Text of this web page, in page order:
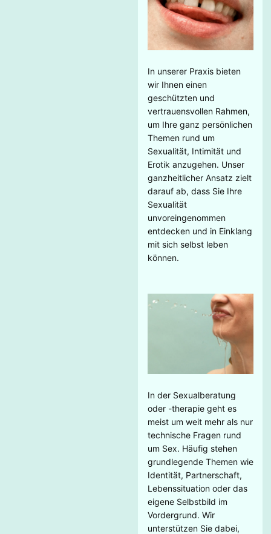
In unserer Praxis bieten
wir Ihnen einen
geschützten und
vertrauensvollen Rahmen,
um Ihre ganz persönlichen
Themen rund um
Sexualität, Intimität und
Erotik anzugehen. Unser
ganzheitlicher Ansatz zielt
darauf ab, dass Sie Ihre
Sexualität
unvoreingenommen
entdecken und in Einklang
mit sich selbst leben
können.
In der Sexualberatung
oder -therapie geht es
meist um weit mehr als nur
technische Fragen rund
um Sex. Häufig stehen
grundlegende Themen wie
Identität, Partnerschaft,
Lebenssituation oder das
eigene Selbstbild im
Vordergrund. Wir
unterstützen Sie dabei,